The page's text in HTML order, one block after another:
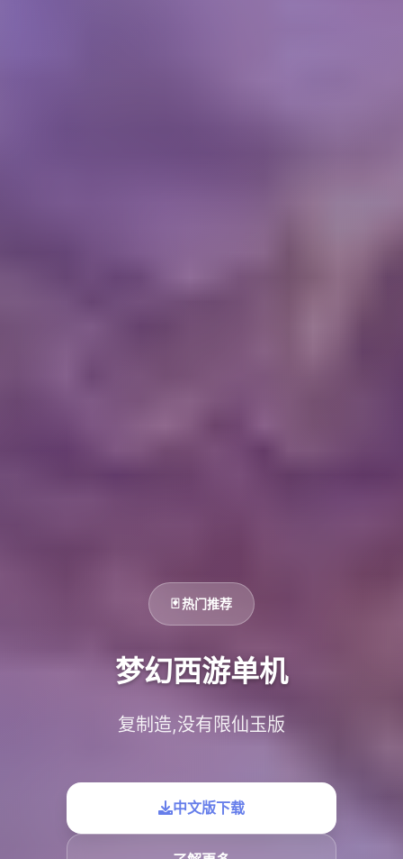
🃏 热门推荐
梦幻西游单机
复制造,没有限仙玉版
中文版下载